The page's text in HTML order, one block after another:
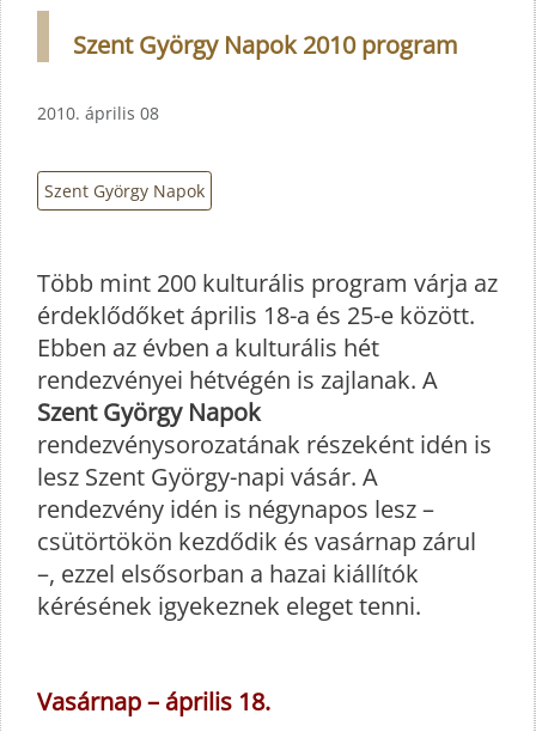
Szent György Napok 2010 program
2010. április 08
Szent György Napok
Több mint 200 kulturális program várja az
érdeklődőket április 18-a és 25-e között.
Ebben az évben a kulturális hét
rendezvényei hétvégén is zajlanak. A
Szent György Napok
rendezvénysorozatának részeként idén is
lesz Szent György-napi vásár. A
rendezvény idén is négynapos lesz –
csütörtökön kezdődik és vasárnap zárul
–, ezzel elsősorban a hazai kiállítók
kérésének igyekeznek eleget tenni.
Vasárnap – április 18.